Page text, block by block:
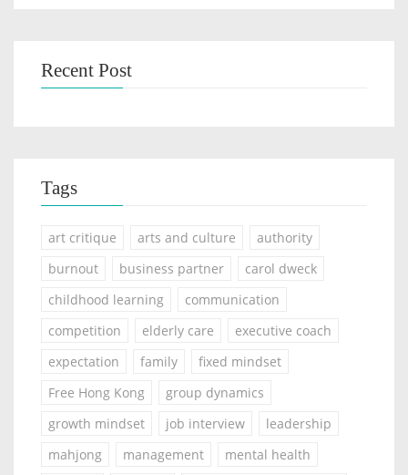
Recent Post
Tags
art critique arts and culture
authority
burnout
business partner
carol dweck
childhood learning
communication
competition
elderly care
executive coach
expectation
family
fixed mindset
Free Hong Kong
group dynamics
growth mindset
job interview
leadership
mahjong
management
mental health